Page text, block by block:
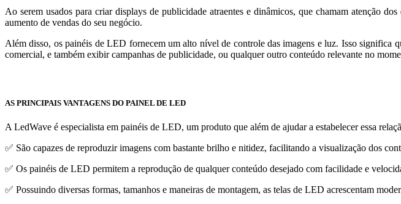
Ao serem usados para criar displays de publicidade atraentes e dinâmicos, que chamam atenção
aumento de vendas do seu negócio.
Além disso, os painéis de LED fornecem um alto nível de controle das imagens e luz. Isso significa
comercial, e também exibir campanhas de publicidade, ou qualquer outro conteúdo relevante no
AS PRINCIPAIS VANTAGENS DO PAINEL DE LED
A LedWave é especialista em painéis de LED, um produto que além de ajudar a estabelecer essa
✅ São capazes de reproduzir imagens com bastante brilho e nitidez, facilitando a visualização dos
✅ Os painéis de LED permitem a reprodução de qualquer conteúdo desejado com facilidade e
✅ Possuindo diversas formas, tamanhos e maneiras de montagem, as telas de LED acrescentam